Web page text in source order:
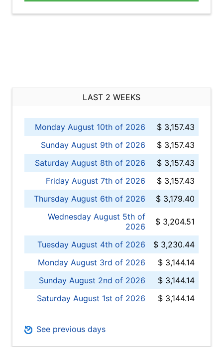
LAST 2 WEEKS
Monday August 10th of 2026
$ 3,157.43
Sunday August 9th of 2026
$ 3,157.43
Saturday August 8th of 2026
$ 3,157.43
Friday August 7th of 2026
$ 3,157.43
Thursday August 6th of 2026
$ 3,179.40
Wednesday August 5th of
2026
$ 3,204.51
Tuesday August 4th of 2026
$ 3,230.44
Monday August 3rd of 2026
$ 3,144.14
Sunday August 2nd of 2026
$ 3,144.14
Saturday August 1st of 2026
$ 3,144.14
See previous days